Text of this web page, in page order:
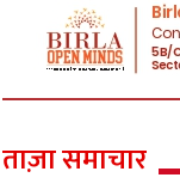
ताज़ा समाचार